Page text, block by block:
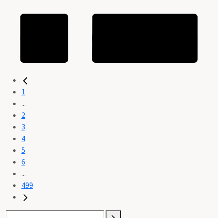
1
...
2
3
4
5
6
...
499